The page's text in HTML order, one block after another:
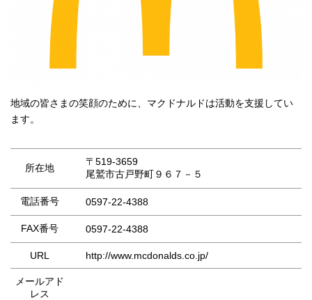
地域の皆さまの笑顔のために、マクドナルドは活動を支援してい
ます。
所在地
〒519-3659
尾鷲市古戸野町９６７－５
電話番号 0597-22-4388
FAX番号 0597-22-4388
URL http://www.mcdonalds.co.jp/
メールアド
レス